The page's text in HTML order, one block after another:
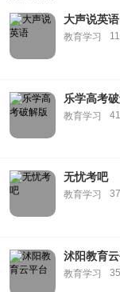
大声说英语
教育学习
乐学高考
教育学习
无忧考吧
教育学习
沭阳教育
教育学习